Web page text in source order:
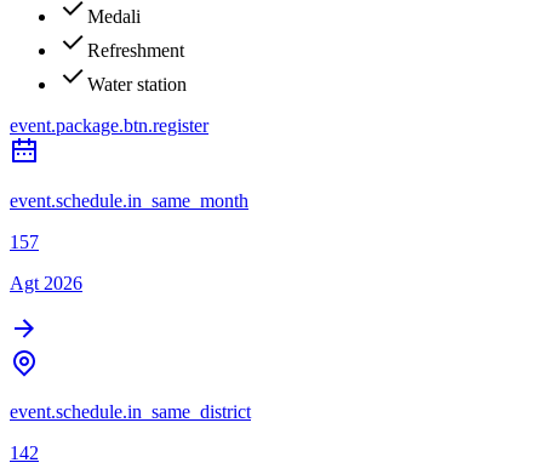
Medali
Refreshment
Water station
event.package.btn.register
event.schedule.in_same_month
157
Agt 2026
event.schedule.in_same_district
142